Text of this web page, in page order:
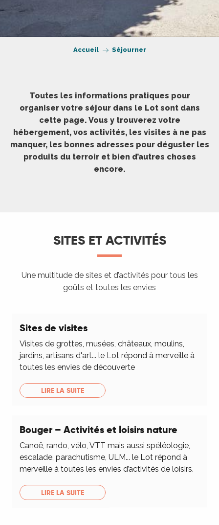
Accueil Séjourner
Toutes les informations pratiques pour
organiser votre séjour dans le Lot sont dans
cette page. Vous y trouverez votre
hébergement, vos activités, les visites à ne pas
manquer, les bonnes adresses pour déguster les
produits du terroir et bien d’autres choses
encore.
SITES ET ACTIVITÉS
Une multitude de sites et d’activités pour tous les
goûts et toutes les envies
Sites de visites
Visites de grottes, musées, châteaux, moulins,
jardins, artisans d'art... le Lot répond à merveille à
toutes les envies de découverte
LIRE LA SUITE
Bouger – Activités et loisirs nature
Canoë, rando, vélo, VTT mais aussi spéléologie,
escalade, parachutisme, ULM... le Lot répond à
merveille à toutes les envies d’activités de loisirs.
LIRE LA SUITE